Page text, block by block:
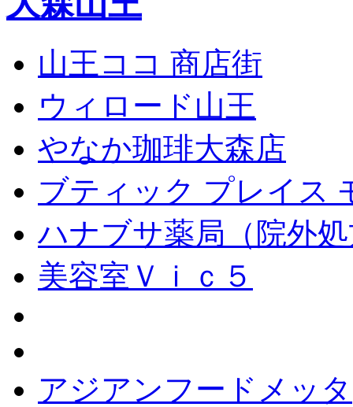
山王ココ 商店街
ウィロード山王
やなか珈琲大森店
ブティック プレイス
ハナブサ薬局（院外
美容室Ｖｉｃ５
アジアンフードメッタ